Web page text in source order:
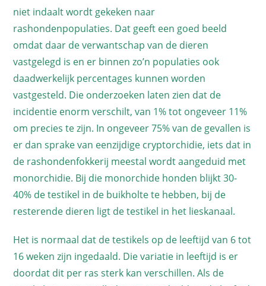
niet indaalt wordt gekeken naar
rashondenpopulaties. Dat geeft een goed beeld
omdat daar de verwantschap van de dieren
vastgelegd is en er binnen zo’n populaties ook
daadwerkelijk percentages kunnen worden
vastgesteld. Die onderzoeken laten zien dat de
incidentie enorm verschilt, van 1% tot ongeveer 11%
om precies te zijn. In ongeveer 75% van de gevallen is
er dan sprake van eenzijdige cryptorchidie, iets dat in
de rashondenfokkerij meestal wordt aangeduid met
monorchidie. Bij die monorchide honden blijkt 30-
40% de testikel in de buikholte te hebben, bij de
resterende dieren ligt de testikel in het lieskanaal.
Het is normaal dat de testikels op de leeftijd van 6 tot
16 weken zijn ingedaald. Die variatie in leeftijd is er
doordat dit per ras sterk kan verschillen. Als de